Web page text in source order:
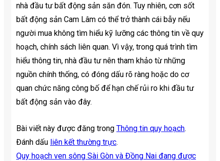
nhà đầu tư bất động sản săn đón. Tuy nhiên, cơn sốt
bất động sản Cam Lâm có thể trở thành cái bẫy nếu
người mua không tìm hiểu kỹ lưỡng các thông tin về quy
hoạch, chính sách liên quan. Vì vậy, trong quá trình tìm
hiểu thông tin, nhà đầu tư nên tham khảo từ những
nguồn chính thống, có đóng dấu rõ ràng hoặc do cơ
quan chức năng công bố để hạn chế rủi ro khi đầu tư
bất động sản vào đây.
Bài viết này được đăng trong Thông tin quy hoạch.
Đánh dấu liên kết thường trực.
Quy hoạch ven sông Sài Gòn và Đồng Nai đang được